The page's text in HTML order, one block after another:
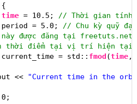
{
time = 10.5; // Thời gian tính
period = 5.0; // Chu kỳ quỹ
được đăng tại freetuts.net
thời điểm tại vị trí hiện tại
current_time = std:: fmod (time,
<< "Current time in the
0;